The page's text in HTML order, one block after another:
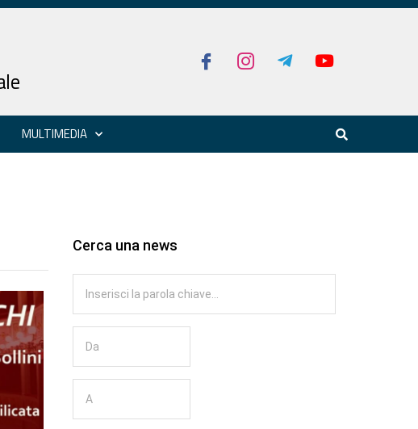
MULTIMEDIA
Cerca una news